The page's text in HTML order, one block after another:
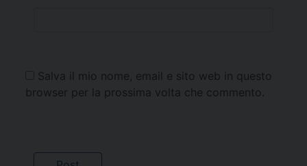
Salva il mio nome, email e sito web in questo
browser per la prossima volta che commento.